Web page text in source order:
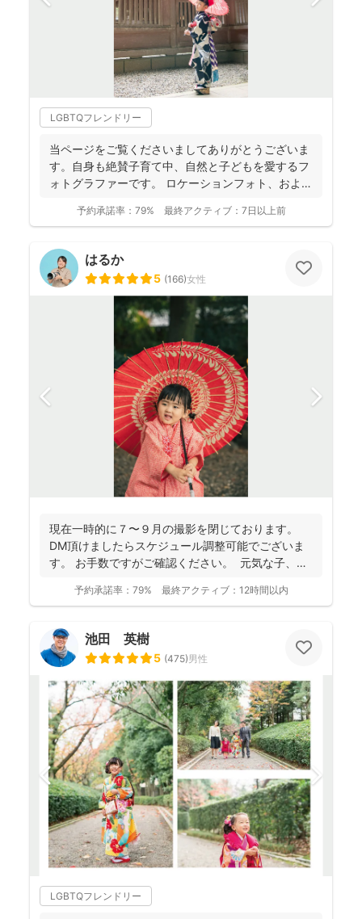
LGBTQフレンドリー
当ページをご覧くださいましてありがとうございま
す。自身も絶賛子育て中、自然と子どもを愛するフ
ォトグラファーです。 ロケーションフォト、および
予約承諾率： 79% 最終アクティブ： 7日以上前
はるか
5 (166)女性
現在一時的に７〜９月の撮影を閉じております。
DM頂けましたらスケジュール調整可能でございま
す。 お手数ですがご確認ください。 元気な子、人
予約承諾率： 79% 最終アクティブ： 12時間以内
池田 英樹
5 (475)男性
LGBTQフレンドリー